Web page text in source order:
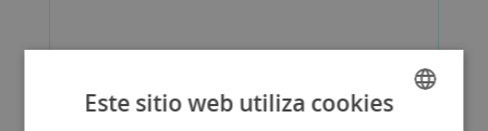
Este sitio web utiliza cookies